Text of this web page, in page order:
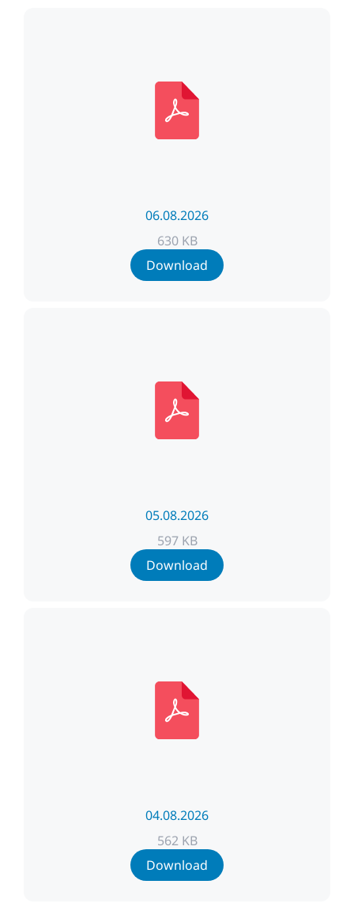
06.08.2026
630 KB
Download
05.08.2026
597 KB
Download
04.08.2026
562 KB
Download